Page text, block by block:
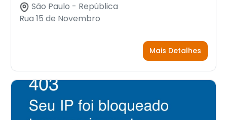
São Paulo - República
Rua 15 de Novembro
Mais Detalhes